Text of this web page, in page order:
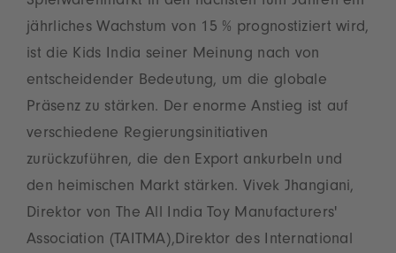
jährliches Wachstum von 15 % prognostiziert wird,
ist die Kids India seiner Meinung nach von
entscheidender Bedeutung, um die globale
Präsenz zu stärken. Der enorme Anstieg ist auf
verschiedene Regierungsinitiativen
zurückzuführen, die den Export ankurbeln und
den heimischen Markt stärken. Vivek Jhangiani,
Direktor von The All India Toy Manufacturers'
Association (TAITMA),Direktor des International